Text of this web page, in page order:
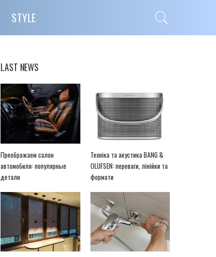
STYLE
LAST NEWS
Преображаем салон
автомобиля: популярные
детали
Техніка та акустика BANG &
OLUFSEN: переваги, лінійки та
формати